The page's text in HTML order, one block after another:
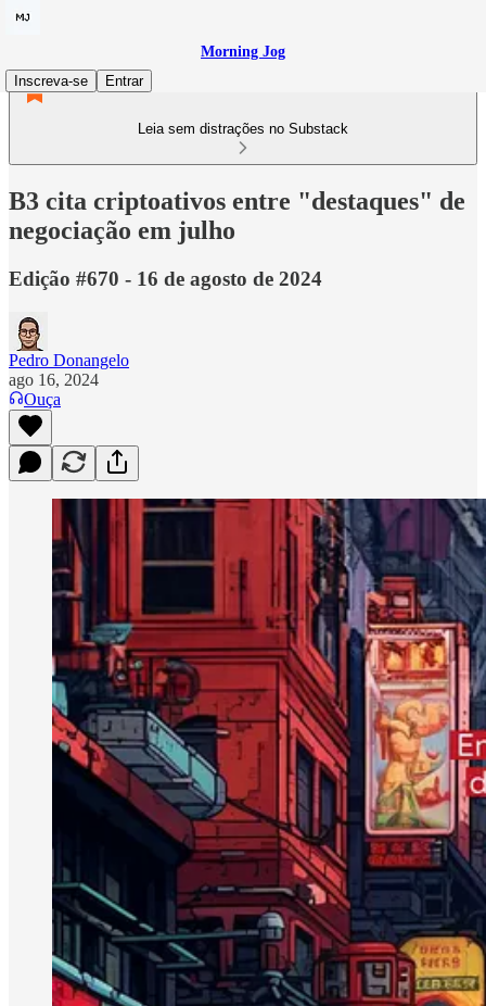
Morning Jog
Inscreva-se
Entrar
Leia sem distrações no Substack
B3 cita criptoativos entre "destaques" de
negociação em julho
Edição #670 - 16 de agosto de 2024
Pedro Donangelo
ago 16, 2024
Ouça